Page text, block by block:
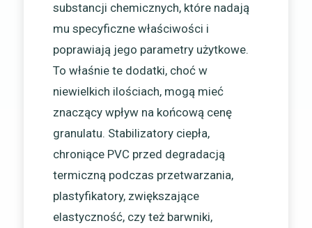
substancji chemicznych, które nadają
mu specyficzne właściwości i
poprawiają jego parametry użytkowe.
To właśnie te dodatki, choć w
niewielkich ilościach, mogą mieć
znaczący wpływ na końcową cenę
granulatu. Stabilizatory ciepła,
chroniące PVC przed degradacją
termiczną podczas przetwarzania,
plastyfikatory, zwiększające
elastyczność, czy też barwniki,